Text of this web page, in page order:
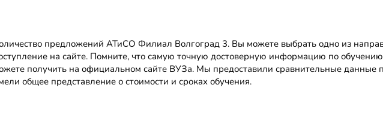
предложений АТиСО Филиал Волгоград 3. Вы можете выбрать одно из
на сайте. Помните, что самую точную достоверную информацию по
получить на официальном сайте ВУЗа. Мы предоставили сравнительные данные
общее представление о стоимости и сроках обучения.